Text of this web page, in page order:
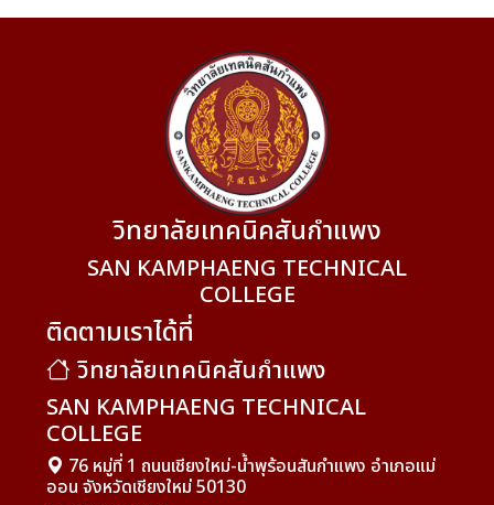
วิทยาลัยเทคนิคสันกำแพง
SAN KAMPHAENG TECHNICAL
COLLEGE
ติดตามเราได้ที่
วิทยาลัยเทคนิคสันกำแพง
SAN KAMPHAENG TECHNICAL
COLLEGE
76 หมู่ที่ 1 ถนนเชียงใหม่-น้ำพุร้อนสันกำแพง อำเภอแม่
ออน จังหวัดเชียงใหม่ 50130